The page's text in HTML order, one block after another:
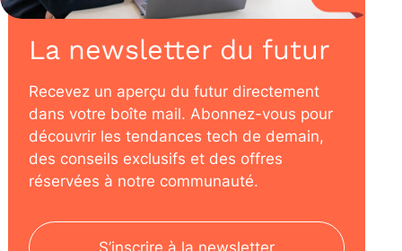
La newsletter du futur
Recevez un aperçu du futur directement
dans votre boîte mail. Abonnez-vous pour
découvrir les tendances tech de demain,
des conseils exclusifs et des offres
réservées à notre communauté.
S’inscrire à la newsletter